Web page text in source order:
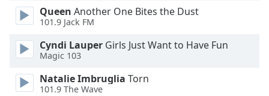
Text
Edge
Queen Another One Bites the Dust
101.9 Jack FM
Cyndi Lauper Girls Just Want to Have Fun
Magic 103
Natalie Imbruglia Torn
101.9 The Wave